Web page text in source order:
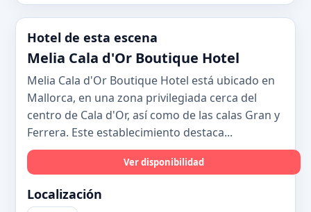
Hotel de esta escena
Melia Cala d'Or Boutique Hotel
Melia Cala d'Or Boutique Hotel está ubicado en
Mallorca, en una zona privilegiada cerca del
centro de Cala d'Or, así como de las calas Gran y
Ferrera. Este establecimiento destaca...
Ver disponibilidad
Localización